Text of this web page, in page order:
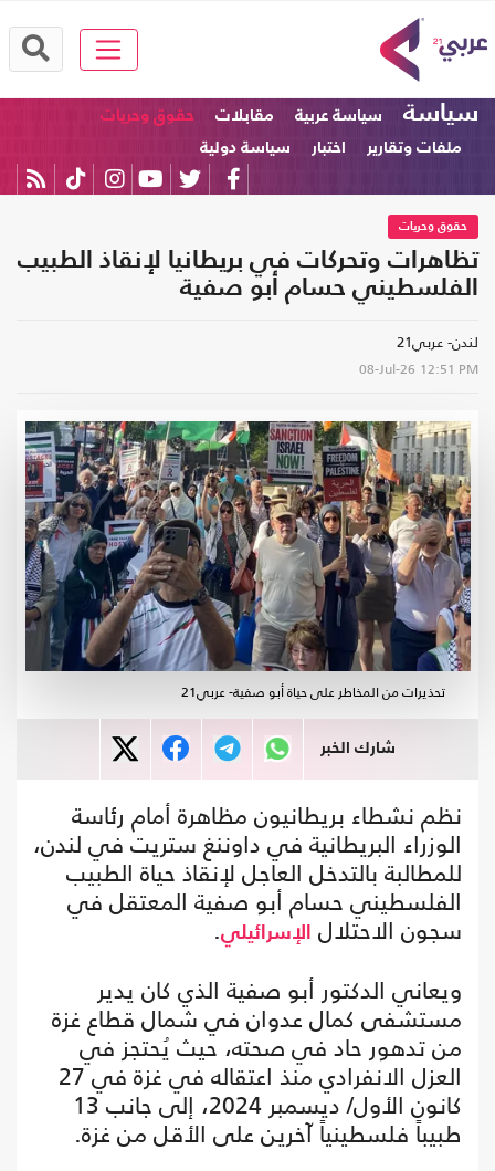
سياسة سياسة عربية مقابلات
حقوق وحريات
ملفات وتقارير
اختبار سياسة دولية
حقوق وحريات
تظاهرات وتحركات في بريطانيا لإنقاذ الطبيب
الفلسطيني حسام أبو صفية
لندن- عربي21
08-Jul-26 12:51 PM
تحذيرات من المخاطر على حياة أبو صفية- عربي21
شارك الخبر
نظم نشطاء بريطانيون مظاهرة أمام رئاسة
الوزراء البريطانية في داوننغ ستريت في لندن،
للمطالبة بالتدخل العاجل لإنقاذ حياة الطبيب
الفلسطيني حسام أبو صفية المعتقل في
سجون الاحتلال الإسرائيلي.
ويعاني الدكتور أبو صفية الذي كان يدير
مستشفى كمال عدوان في شمال قطاع غزة
من تدهور حاد في صحته، حيث يُحتجز في
العزل الانفرادي منذ اعتقاله في غزة في 27
كانون الأول/ ديسمبر 2024، إلى جانب 13
طبيباً فلسطينياً آخرين على الأقل من غزة.